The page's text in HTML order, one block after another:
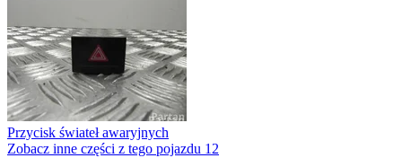
Przycisk świateł awaryjnych
Zobacz inne części z tego pojazdu 12